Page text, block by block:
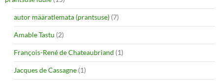
autor määratlemata (prantsuse) (7)
Amable Tastu (2)
François-René de Chateaubriand (1)
Jacques de Cassagne (1)